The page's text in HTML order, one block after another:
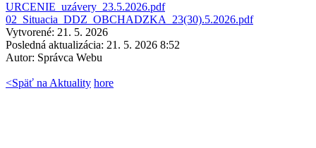
URCENIE_uzávery_23.5.2026.pdf
02_Situacia_DDZ_OBCHADZKA_23(30).5.2026.pdf
Vytvorené: 21. 5. 2026
Posledná aktualizácia: 21. 5. 2026 8:52
Autor: Správca Webu
<Späť na Aktuality hore